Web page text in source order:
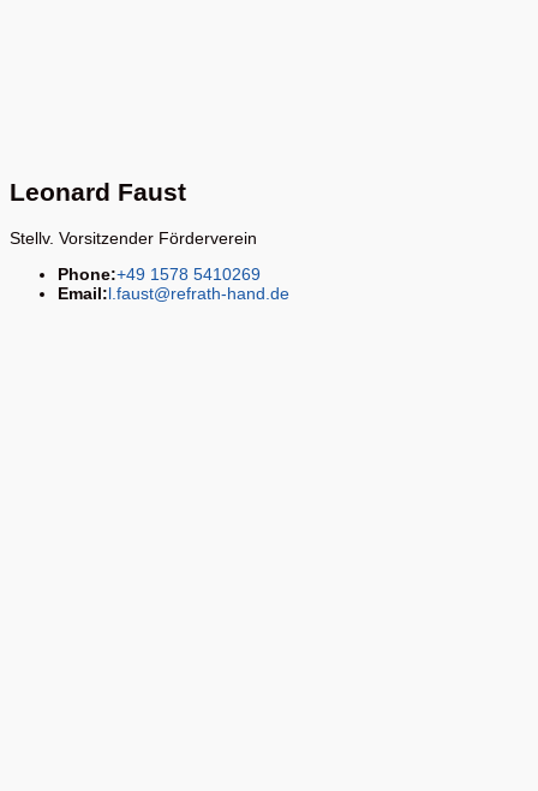
Leonard Faust
Stellv. Vorsitzender Förderverein
Phone:+49 1578 5410269
Email:l.faust@refrath-hand.de